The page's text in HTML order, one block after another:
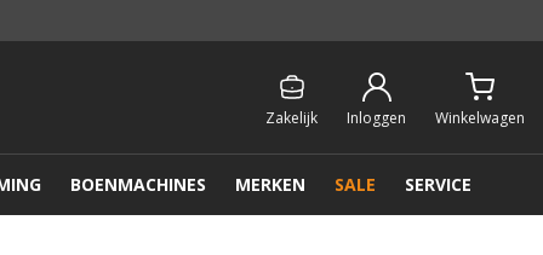
Zakelijk Inloggen Winkelwagen
BOENMACHINES MERKEN SALE SERVICE